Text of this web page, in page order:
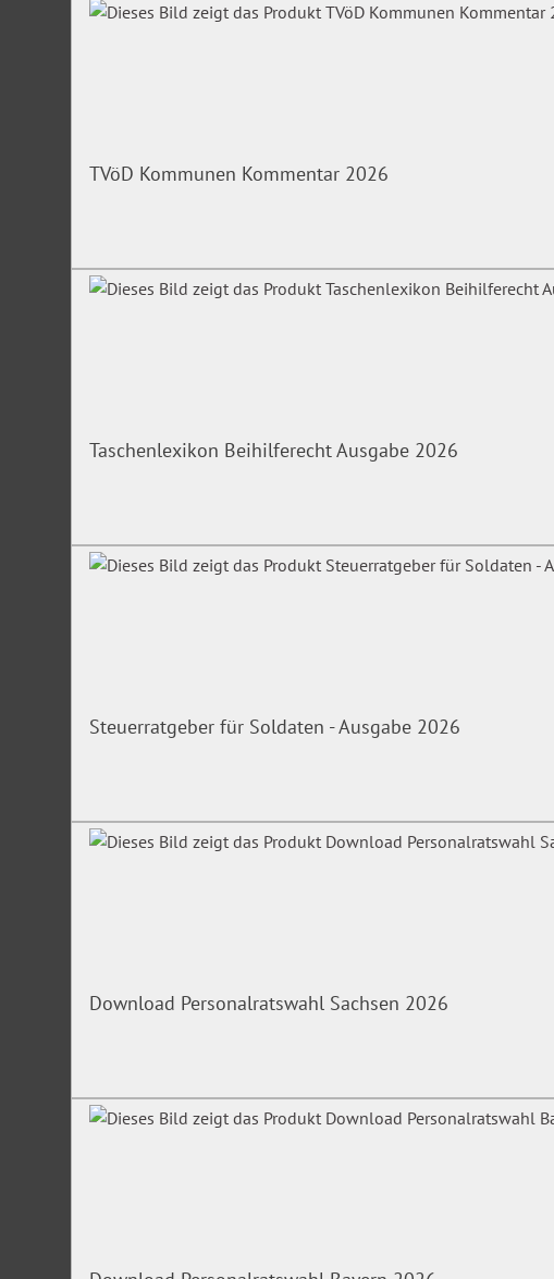
TVöD Kommunen Kommentar 2026
Taschenlexikon Beihilferecht Ausgabe 2026
Steuerratgeber für Soldaten - Ausgabe 2026
Download Personalratswahl Sachsen 2026